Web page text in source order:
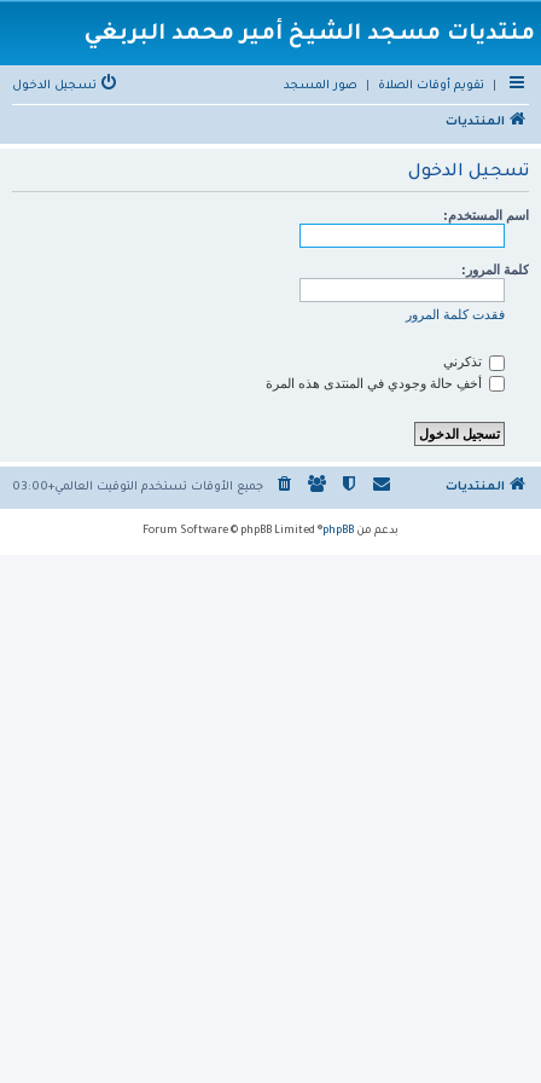
منتديات مسجد الشيخ أمير محمد البربغي
تقويم أوقات الصلاة صور المسجد تسجيل الدخول
المنتديات
تسجيل الدخول
اسم المستخدم:
كلمة المرور:
فقدت كلمة المرور
تذكرني
أخفِ حالة وجودي في المنتدى هذه المرة
المنتديات جميع الأوقات تستخدم التوقيت العالمي+03:00
بدعم من phpBB
® Forum Software © phpBB Limited